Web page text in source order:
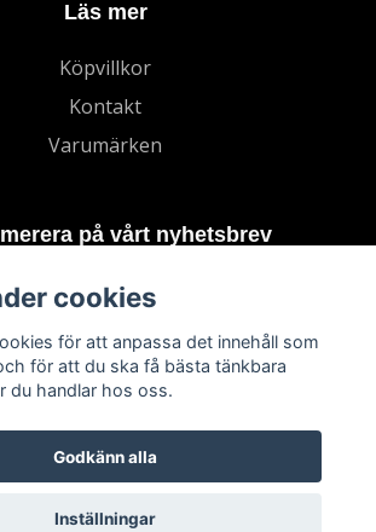
Läs mer
Köpvillkor
Kontakt
Varumärken
på vårt nyhetsbrev
cookies
för att anpassa det innehåll som
för att du ska få bästa tänkbara
du handlar hos oss.
Godkänn alla
Inställningar